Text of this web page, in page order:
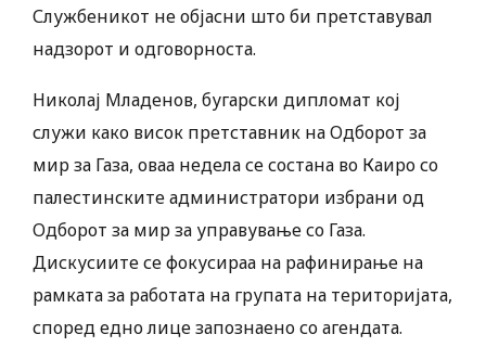
Службеникот не објасни што би претставувал
надзорот и одговорноста.
Николај Младенов, бугарски дипломат кој
служи како висок претставник на Одборот за
мир за Газа, оваа недела се состана во Каиро со
палестинските администратори избрани од
Одборот за мир за управување со Газа.
Дискусиите се фокусираа на рафинирање на
рамката за работата на групата на територијата,
според едно лице запознаено со агендата.